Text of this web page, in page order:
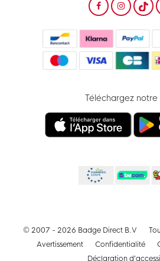
Téléchargez notre
© 2007 - 2026 Badge Direct B.V
Avertissement
Confidentialité
Déclaration